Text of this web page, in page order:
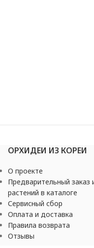
ОРХИДЕИ ИЗ КОРЕИ
О проекте
Предварительный заказ
растений в каталоге
Сервисный сбор
Оплата и доставка
Правила возврата
Отзывы